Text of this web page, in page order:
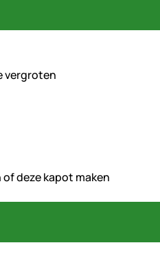
vergroten
deze kapot maken